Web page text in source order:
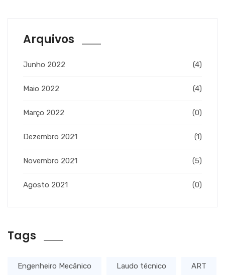
Arquivos
Junho 2022 (4)
Maio 2022 (4)
Março 2022 (0)
Dezembro 2021 (1)
Novembro 2021 (5)
Agosto 2021 (0)
Tags
Engenheiro Mecânico Laudo técnico ART